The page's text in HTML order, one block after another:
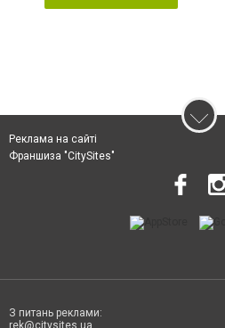
Реклама на сайті
Франшиза "CitySites"
З питань реклами:
rek@citysites.ua